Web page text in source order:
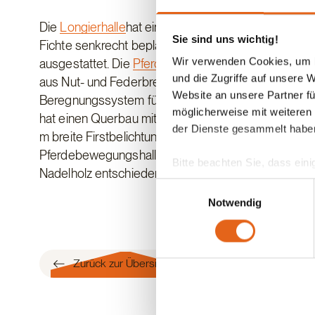
Sie sind uns wichtig!
Wir verwenden Cookies,
und die Zugriffe auf unsere
Website an unsere Partner
möglicherweise mit
der Dienste gesammelt
Bitte beachten Sie, dass
anderes Datenschutzniveau
Übereinstimmung mit den
Sie geben Einwilligung zu
Notwendig
Die Longierhallehat einen Innendurchmesser von
Fichte senkrecht beplankt. Außerdem ist die
ausgestattet. Die Pferdebewegungshallemit einer
aus Nut- und Federbrettern in Nadelholz. Neben
Beregnungssystem für 60 m x 20 m
hat einen Querbau mit einer Größe von 6 m x 11
m breite Firstbelichtung sorgen für Licht und
Pferdebewegungshalle haben sich die Bauherren
Nadelholz entschieden.
Zurück zur Übersicht